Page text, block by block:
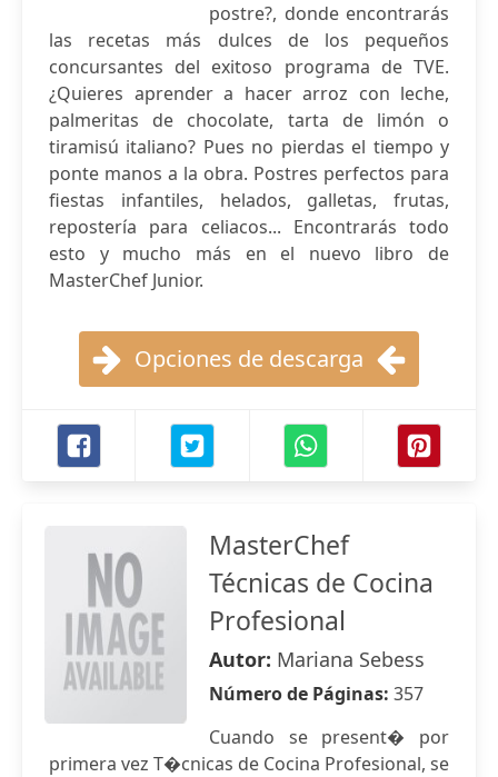
postre?, donde encontrarás
las recetas más dulces de los pequeños
concursantes del exitoso programa de TVE.
¿Quieres aprender a hacer arroz con leche,
palmeritas de chocolate, tarta de limón o
tiramisú italiano? Pues no pierdas el tiempo y
ponte manos a la obra. Postres perfectos para
fiestas infantiles, helados, galletas, frutas,
repostería para celiacos... Encontrarás todo
esto y mucho más en el nuevo libro de
MasterChef Junior.
Opciones de descarga
MasterChef
Técnicas de Cocina
Profesional
Autor: Mariana Sebess
Número de Páginas: 357
Cuando se present� por
primera vez T�cnicas de Cocina Profesional, se